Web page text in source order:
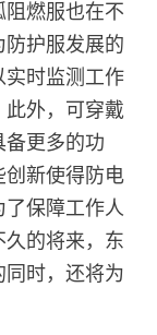
阻燃服也在不
防护服发展的
实时监测工作
此外，可穿戴
备更多的功
创新使得防电
保障工作人
久的将来，东
时，还将为